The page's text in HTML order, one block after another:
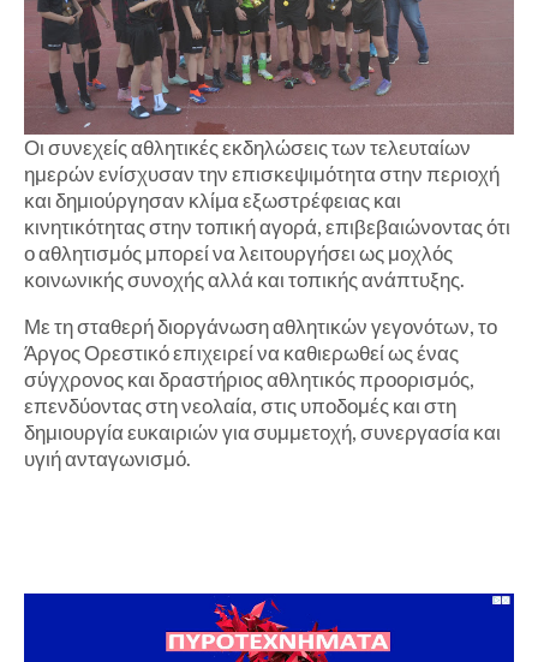
Οι συνεχείς αθλητικές εκδηλώσεις των τελευταίων
ημερών ενίσχυσαν την επισκεψιμότητα στην περιοχή
και δημιούργησαν κλίμα εξωστρέφειας και
κινητικότητας στην τοπική αγορά, επιβεβαιώνοντας ότι
ο αθλητισμός μπορεί να λειτουργήσει ως μοχλός
κοινωνικής συνοχής αλλά και τοπικής ανάπτυξης.
Με τη σταθερή διοργάνωση αθλητικών γεγονότων, το
Άργος Ορεστικό επιχειρεί να καθιερωθεί ως ένας
σύγχρονος και δραστήριος αθλητικός προορισμός,
επενδύοντας στη νεολαία, στις υποδομές και στη
δημιουργία ευκαιριών για συμμετοχή, συνεργασία και
υγιή ανταγωνισμό.